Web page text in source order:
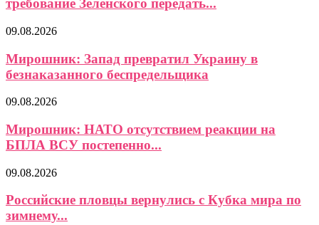
требование Зеленского передать...
09.08.2026
Мирошник: Запад превратил Украину в
безнаказанного беспредельщика
09.08.2026
Мирошник: НАТО отсутствием реакции на
БПЛА ВСУ постепенно...
09.08.2026
Российские пловцы вернулись с Кубка мира по
зимнему...